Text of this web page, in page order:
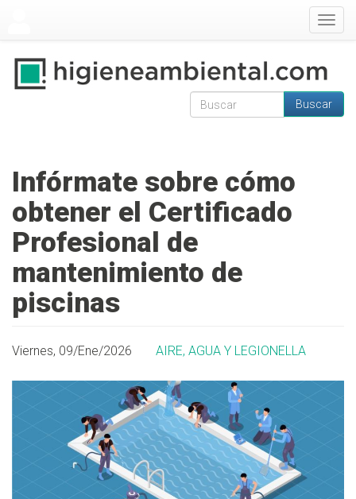
Formulario de
Buscar
Infórmate sobre cómo
obtener el Certificado
Profesional de
mantenimiento de
piscinas
Viernes, 09/Ene/2026 AIRE, AGUA Y LEGIONELLA